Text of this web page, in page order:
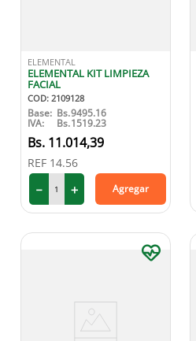
ELEMENTAL
ELEMENTAL KIT LIMPIEZA
FACIAL
COD: 2109128
Base: Bs.9495.16
IVA: Bs.1519.23
11.014,39
REF 14.56
＋
－ Agregar